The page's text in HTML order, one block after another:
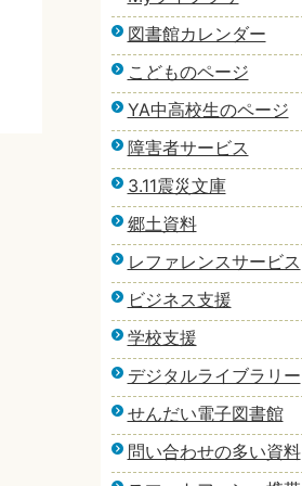
図書館カレンダー
こどものページ
YA中高校生のページ
障害者サービス
3.11震災文庫
郷土資料
レファレンスサービス
ビジネス支援
学校支援
デジタルライブラリー
せんだい電子図書館
問い合わせの多い資料